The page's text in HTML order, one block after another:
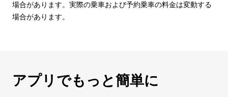
場合があります。実際の乗車および予約乗車の料金は変動する
場合があります。
アプリでもっと簡単に